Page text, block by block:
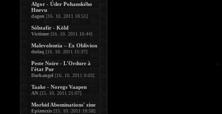
Algor - Úder Pohanského
Hnevu
dagon [16. 10. 2011 18:51]
Sólstafir - Köld
Victimer[16. 10. 2011 16:44]
Malevolentia – Ex Oblivion
dufaq [16. 10. 2011 15:37]
Peste Noire - L'Ordure à
l'état Pur
Darkangel [16. 10. 2011 0:03]
Taake - Noregs Vaapen
AN [15. 10. 2011 21:07]
Morbid Abominations' zine
Epizeuxis [15. 10. 2011 18:58]